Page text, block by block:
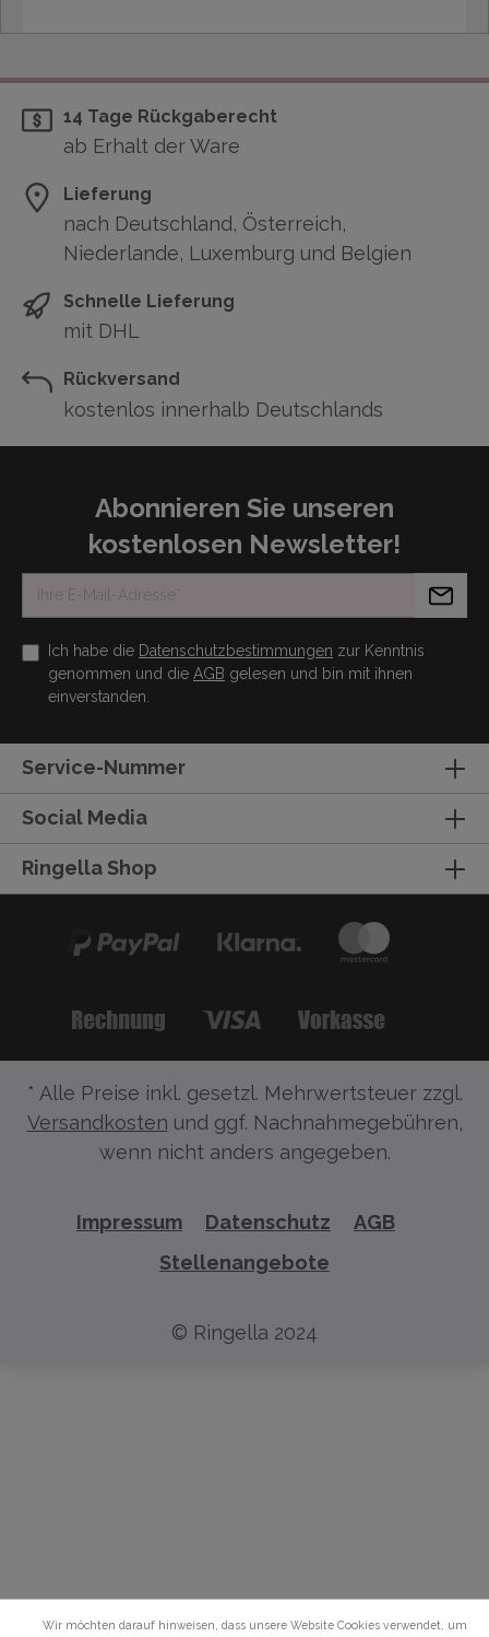
14 Tage Rückgaberecht
ab Erhalt der Ware
Lieferung
nach Deutschland, Österreich,
Niederlande, Luxemburg und Belgien
Schnelle Lieferung
mit DHL
Rückversand
kostenlos innerhalb Deutschlands
Abonnieren Sie unseren
kostenlosen Newsletter!
Ich habe die Datenschutzbestimmungen zur Kenntnis
genommen und die AGB gelesen und bin mit ihnen
einverstanden.
Service-Nummer
Social Media
Ringella Shop
* Alle Preise inkl. gesetzl. Mehrwertsteuer zzgl.
Versandkosten und ggf. Nachnahmegebühren,
wenn nicht anders angegeben.
Impressum Datenschutz
AGB
Stellenangebote
© Ringella 2024
Wir möchten darauf hinweisen, dass unsere Website Cookies verwendet, um